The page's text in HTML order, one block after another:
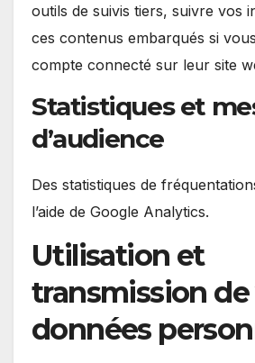
outils de suivis tiers, suivre vos
ces contenus embarqués si
compte connecté sur leur site
Statistiques et
d’audience
Des statistiques de
l’aide de Google Analytics.
Utilisation et
transmission de
données